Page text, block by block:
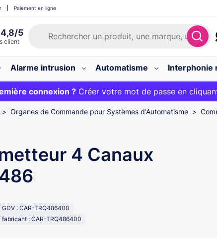
Paiement en ligne
Alarme intrusion Automatisme Interphonie
OFFERT sur votre panier et livraison 24/48h gratuite
connexion ?Créer votre mot de passe en
:
Organes de Commande pour Systèmes d'Automatisme
4 Canaux
GDV : CAR-TRQ486400
fabricant : CAR-TRQ486400